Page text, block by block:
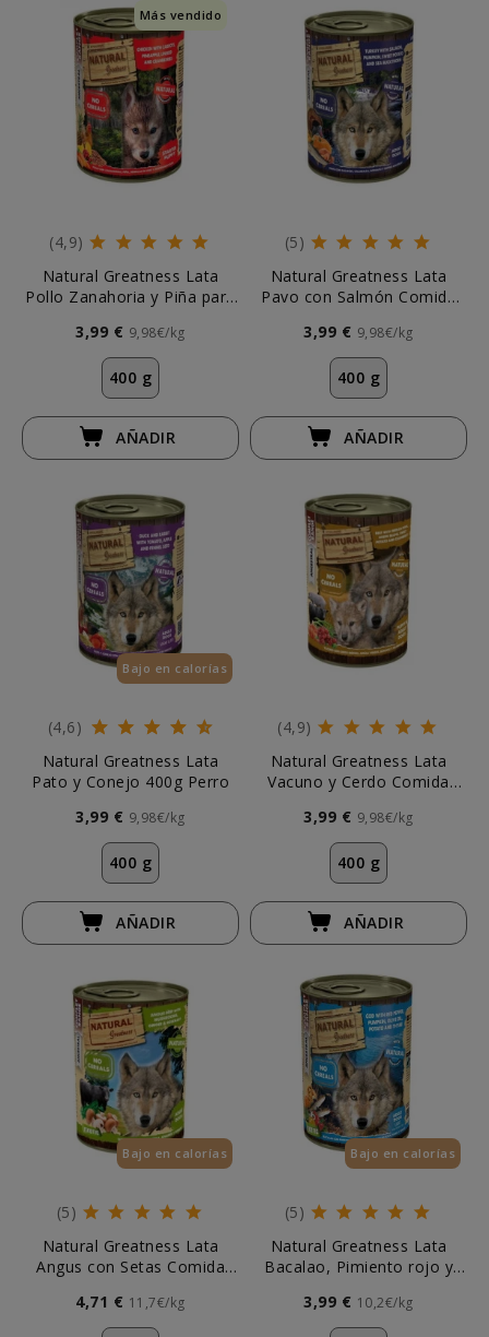
Más vendido
(4,9)
Natural Greatness Lata
Pollo Zanahoria y Piña para
3,99 € 9,98€/kg
400 g
AÑADIR
(5)
Natural Greatness Lata
Pavo con Salmón Comida
3,99 € 9,98€/kg
400 g
AÑADIR
Bajo en calorías
(4,6)
Natural Greatness Lata
Pato y Conejo 400g Perro
3,99 € 9,98€/kg
400 g
AÑADIR
(4,9)
Natural Greatness Lata
Vacuno y Cerdo Comida
3,99 € 9,98€/kg
400 g
AÑADIR
Bajo en calorías
(5)
Natural Greatness Lata
Angus con Setas Comida
4,71 € 11,7€/kg
Bajo en calorías
(5)
Natural Greatness Lata
Bacalao, Pimiento rojo y
3,99 € 10,2€/kg